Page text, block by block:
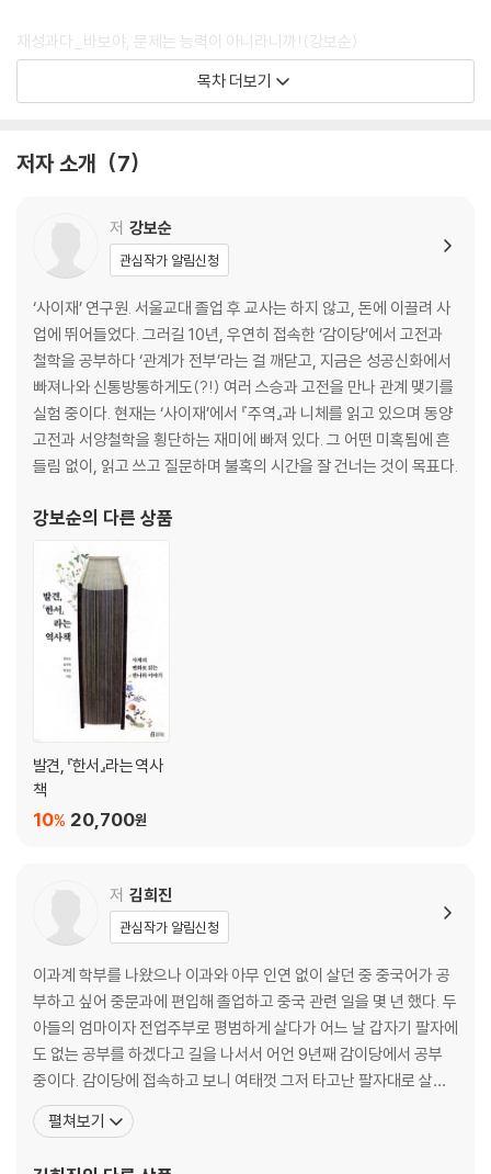
재성과다_바보야, 문제는 능력이 아니라니까!(강보순)
관성과다_얌전한 척, 착한 척, 척하는 인생 고군분투기(김희진)
목차 더보기
저자 소개 7
저 강보순
관심작가 알림신청
‘사이재’ 연구원. 서울교대 졸업 후 교사는 하지 않고, 돈에 이끌려 사
업에 뛰어들었다. 그러길 10년, 우연히 접속한 ‘감이당’에서 고전과
철학을 공부하다 ‘관계가 전부’라는 걸 깨닫고, 지금은 성공신화에서
빠져나와 신통방통하게도(?!) 여러 스승과 고전을 만나 관계 맺기를
실험 중이다. 현재는 ‘사이재’에서 『주역』과 니체를 읽고 있으며 동양
고전과 서양철학을 횡단하는 재미에 빠져 있다. 그 어떤 미혹됨에 흔
들림 없이, 읽고 쓰고 질문하며 불혹의 시간을 잘 건너는 것이 목표다.
강보순의 다른 상품
발견, 『한서』라는 역사
책
20,700원
10%
저 김희진
관심작가 알림신청
이과계 학부를 나왔으나 이과와 아무 인연 없이 살던 중 중국어가 공
부하고 싶어 중문과에 편입해 졸업하고 중국 관련 일을 몇 년 했다. 두
아들의 엄마이자 전업주부로 평범하게 살다가 어느 날 갑자기 팔자에
도 없는 공부를 하겠다고 길을 나서서 어언 9년째 감이당에서 공부
중이다. 감이당에 접속하고 보니 여태껏 그저 타고난 팔자대로 살아
왔고, 또 대운이 이끄는 대로 공부와 인연이 닿았다는 것을 알고 나서
다소 겸손해졌다. 앞으로 더 겸손해지는 것을 공부의 수행 과제로 삼
펼쳐보기